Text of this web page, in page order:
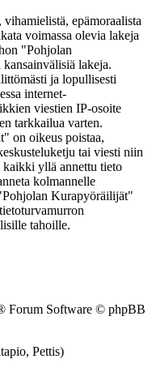
vihamielistä, epämoraalista
voimassa olevia lakeja
"Pohjolan
lakeja.
ja lopullisesti
internet-
viestien IP-osoite
tarkkailua varten.
on oikeus poistaa,
tai viesti niin
kaikki yllä annettu tieto
kolmannelle
Kurapyöräilijät"
tahoille.
Forum Software © phpBB
Pettis)